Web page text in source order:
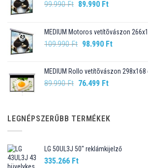
99.990Ft Original
99.990 Ft.
89.990 FtCurrent
89.990 Ft.
MEDIUM Motoros vetítõvászon
109.990Ft Original
109.990 Ft.
98.990 FtCurrent
98.990 Ft.
MEDIUM Rollo vetítõvászon
89.990Ft Original
89.990 Ft.
76.499 FtCurrent
76.499 Ft.
LEGNÉPSZERŰBB TERMÉKEK
LG 50UL3J 50" reklámkijelző
335.266 Ft